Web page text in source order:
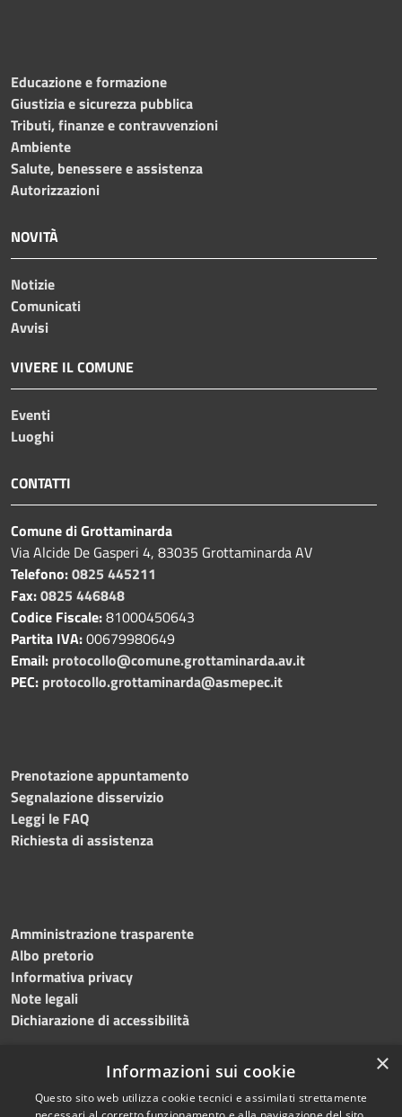
Educazione e formazione
Giustizia e sicurezza pubblica
Tributi, finanze e contravvenzioni
Ambiente
Salute, benessere e assistenza
Autorizzazioni
NOVITÀ
Notizie
Comunicati
Avvisi
VIVERE IL COMUNE
Eventi
Luoghi
CONTATTI
Comune di Grottaminarda
Via Alcide De Gasperi 4, 83035 Grottaminarda AV
Telefono:0825 445211
Fax:0825 446848
Codice Fiscale:81000450643
Partita IVA:00679980649
Email: protocollo@comune.grottaminarda.av.it
PEC: protocollo.grottaminarda@asmepec.it
Prenotazione appuntamento
Segnalazione disservizio
Leggi le FAQ
Richiesta di assistenza
Amministrazione trasparente
Albo pretorio
Informativa privacy
Note legali
Dichiarazione di accessibilità
RSS
Copyright © 2024 •
×
Informazioni sui cookie
Questo sito web utilizza cookie tecnici e assimilati strettamente